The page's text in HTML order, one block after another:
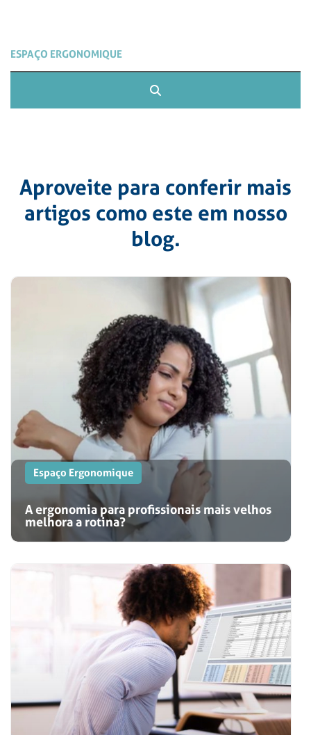
Aproveite para conferir mais
artigos como este em nosso
blog.
Espaço Ergonomique
A ergonomia para profissionais mais velhos
melhora a rotina?